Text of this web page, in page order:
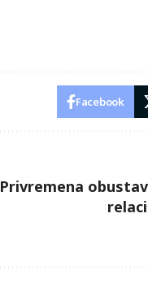
Facebook
Privremena